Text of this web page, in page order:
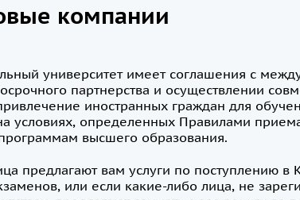
компании
университет имеет соглашения с
партнерства и осуществлении
иностранных граждан для
условиях, определенных Правилами
высшего образования.
предлагают вам услуги по поступлению в
или если какие-либо лица, не